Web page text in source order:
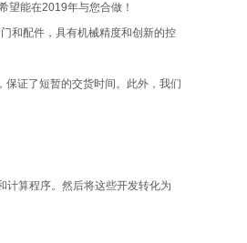
望能在2019年与您合做！
和配件，具有机械精度和创新的控
证了短暂的交货时间。此外，我们
计算程序。然后将这些开发转化为